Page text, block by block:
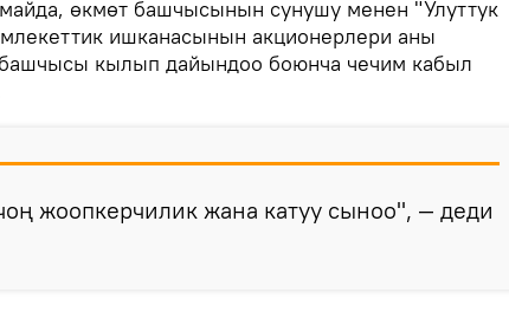
өкмөт башчысынын сунушу менен "Улуттук
ишканасынын акционерлери аны
башчысы кылып дайындоо боюнча чечим кабыл
жоопкерчилик жана катуу сыноо", — деди